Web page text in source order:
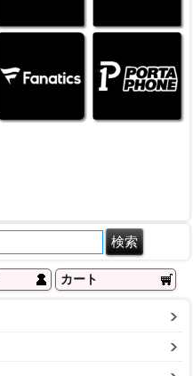
カート